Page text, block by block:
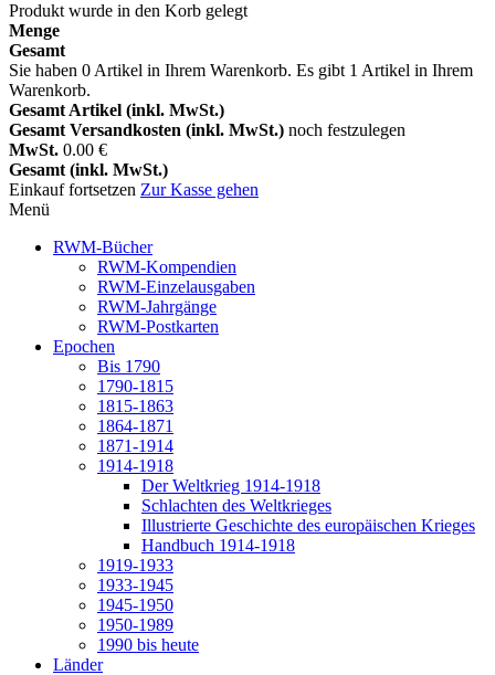
Produkt wurde in den Korb gelegt
Menge
Gesamt
Sie haben 0 Artikel in Ihrem Warenkorb. Es gibt 1 Artikel in Ihrem
Warenkorb.
Gesamt Artikel (inkl. MwSt.)
Gesamt Versandkosten (inkl. MwSt.) noch festzulegen
MwSt. 0.00 €
Gesamt (inkl. MwSt.)
Einkauf fortsetzen Zur Kasse gehen
Menü
RWM-Bücher
RWM-Kompendien
RWM-Einzelausgaben
RWM-Jahrgänge
RWM-Postkarten
Epochen
Bis 1790
1790-1815
1815-1863
1864-1871
1871-1914
1914-1918
Der Weltkrieg 1914-1918
Schlachten des Weltkrieges
Illustrierte Geschichte des europäischen Krieges
Handbuch 1914-1918
1919-1933
1933-1945
1945-1950
1950-1989
1990 bis heute
Länder